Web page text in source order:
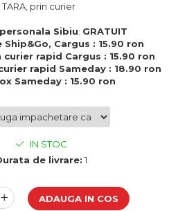
pentru
pentru
TARA, prin curier
Sibiu: GRATUIT
Cargus : 15.90 ron
rapid Cargus : 15.90 ron
rapid Sameday : 18.90 ron
Sameday : 15.90 ron
IN STOC
de livrare: 1
ADAUGA IN COS